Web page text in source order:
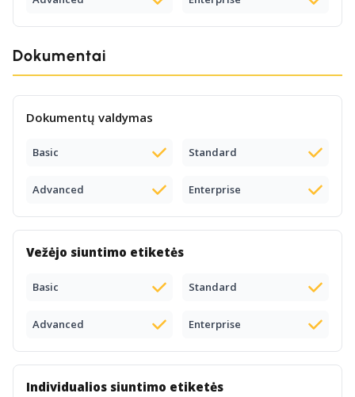
Dokumentai
Dokumentų valdymas
Basic Standard
Advanced Enterprise
Vežėjo siuntimo etiketės
Basic Standard
Advanced Enterprise
Individualios siuntimo etiketės